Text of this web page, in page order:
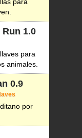
Run 1.0
para
animales.
0.9
por